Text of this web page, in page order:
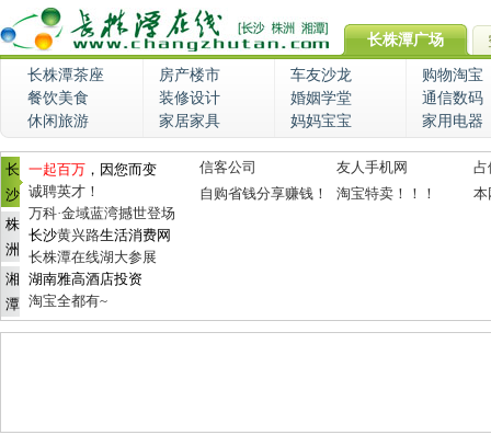
长株潭广场
长株潭茶座 房产楼市 车友沙龙
购物淘宝
餐饮美食
装修设计 婚姻学堂
通信数码
休闲旅游
家居家具 妈妈宝宝 家用电器
长
沙
株
洲
湘
潭
一起百万 ，因您而变
诚聘英才！
万科·金域蓝湾撼世登场
长沙黄兴路生活消费网
长株潭在线湖大参展
湖南雅高酒店投资
淘宝全都有~
信客公司 友人手机网
占
自购省钱分享赚钱！
淘宝特卖！！！ 本